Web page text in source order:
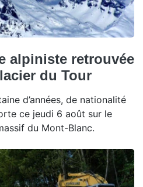
alpiniste retrouvée
du Tour
d’années, de nationalité
ce jeudi 6 août sur le
du Mont-Blanc.